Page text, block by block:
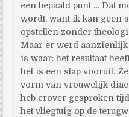
een bepaald punt … Dat
wordt, want ik kan geen
opstellen zonder
Maar er werd
is waar: het resultaat
het is een stap vooruit.
vorm van vrouwelijk
heb erover gesproken
het vliegtuig op de